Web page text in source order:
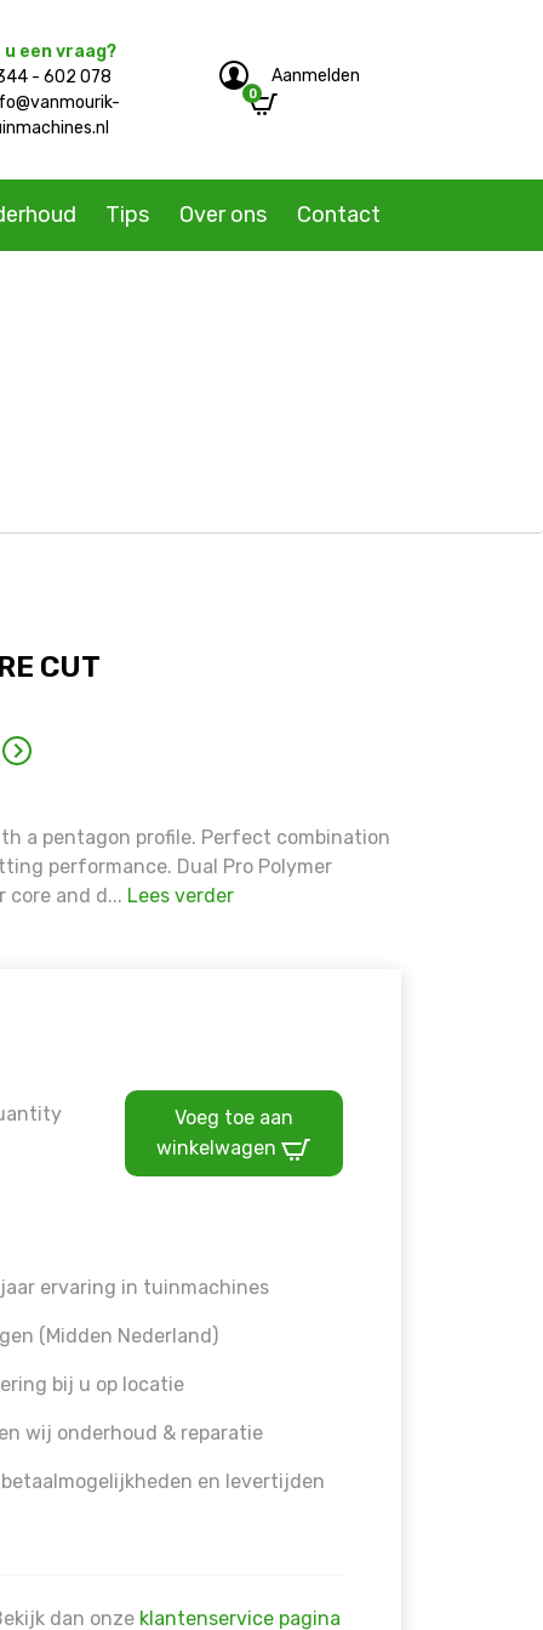
single-product.php
een vraag?
- 602 078
Aanmelden
0
Tips Over ons Contact
CUT
a pentagon profile. Perfect combination
performance. Dual Pro Polymer
core and d... Lees verder
Voeg toe aan
winkelwagen
ervaring in tuinmachines
(Midden Nederland)
bij u op locatie
wij onderhoud & reparatie
betaalmogelijkheden en levertijden
dan onze klantenservice pagina